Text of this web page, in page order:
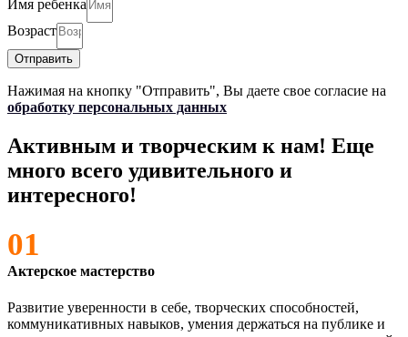
Имя ребенка
Возраст
Отправить
Нажимая на кнопку "Отправить", Вы даете свое согласие на
обработку персональных данных
Активным и творческим к нам! Еще
много всего удивительного и
интересного!
01
Актерское мастерство
Развитие уверенности в себе, творческих способностей,
коммуникативных навыков, умения держаться на публике и